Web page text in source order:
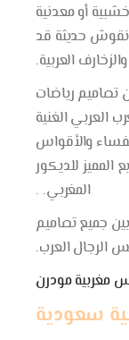
أو معدنية
حديثة قد
العربية.
رياضات
العربي الغنية
والأقواس
المميز للديكور
المغربي. .
جميع تصاميم
الرجال العرب.
مغربية مودرن
سعودية